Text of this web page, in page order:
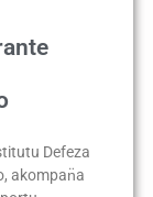
Defeza
akompan̈a